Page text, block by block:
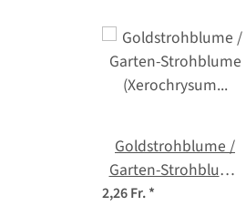
Goldstrohblume /
Garten-Strohblume
(Xerochrysum
2,26 Fr.*